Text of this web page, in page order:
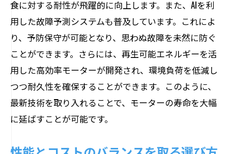
食に対する耐性が飛躍的に向上します。また、AIを利
用した故障予測システムも普及しています。これによ
り、予防保守が可能となり、思わぬ故障を未然に防ぐ
ことができます。さらには、再生可能エネルギーを活
用した高効率モーターが開発され、環境負荷を低減し
つつ耐久性を確保することができます。このように、
最新技術を取り入れることで、モーターの寿命を大幅
に延ばすことが可能です。